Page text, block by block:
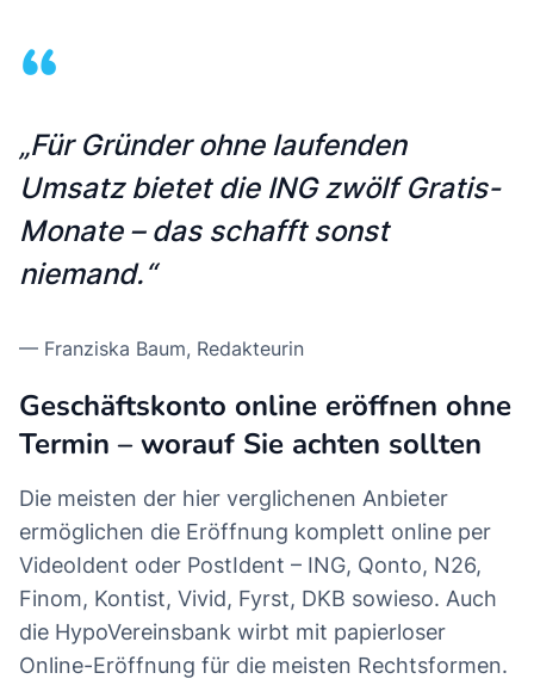
“
„Für Gründer ohne laufenden
Umsatz bietet die ING zwölf Gratis-
Monate – das schafft sonst
niemand.“
— Franziska Baum, Redakteurin
Geschäftskonto online eröffnen ohne
Termin – worauf Sie achten sollten
Die meisten der hier verglichenen Anbieter
ermöglichen die Eröffnung komplett online per
VideoIdent oder PostIdent – ING, Qonto, N26,
Finom, Kontist, Vivid, Fyrst, DKB sowieso. Auch
die HypoVereinsbank wirbt mit papierloser
Online-Eröffnung für die meisten Rechtsformen.